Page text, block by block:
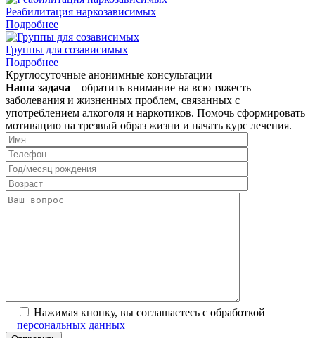
Реабилитация наркозависимых
Подробнее
Группы для созависимых
Подробнее
Круглосуточные анонимные консультации
Наша задача – обратить внимание на всю тяжесть
заболевания и жизненных проблем, связанных с
употреблением алкоголя и наркотиков. Помочь сформировать
мотивацию на трезвый образ жизни и начать курс лечения.
Нажимая кнопку, вы соглашаетесь с обработкой
персональных данных